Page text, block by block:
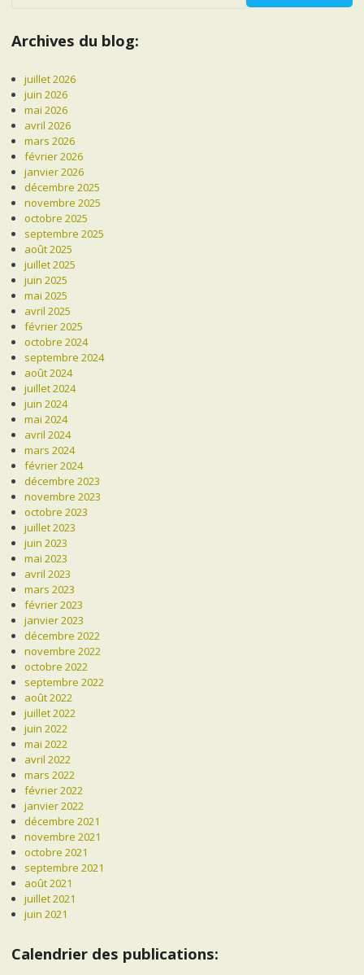
Archives du blog:
juillet 2026
juin 2026
mai 2026
avril 2026
mars 2026
février 2026
janvier 2026
décembre 2025
novembre 2025
octobre 2025
septembre 2025
août 2025
juillet 2025
juin 2025
mai 2025
avril 2025
février 2025
octobre 2024
septembre 2024
août 2024
juillet 2024
juin 2024
mai 2024
avril 2024
mars 2024
février 2024
décembre 2023
novembre 2023
octobre 2023
juillet 2023
juin 2023
mai 2023
avril 2023
mars 2023
février 2023
janvier 2023
décembre 2022
novembre 2022
octobre 2022
septembre 2022
août 2022
juillet 2022
juin 2022
mai 2022
avril 2022
mars 2022
février 2022
janvier 2022
décembre 2021
novembre 2021
octobre 2021
septembre 2021
août 2021
juillet 2021
juin 2021
Calendrier des publications: